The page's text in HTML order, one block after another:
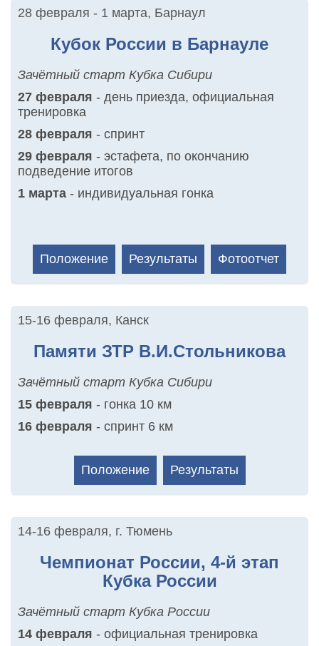
28 февраля - 1 марта, Барнаул
Кубок России в Барнауле
Зачётный старт Кубка Сибири
27 февраля - день приезда, официальная
тренировка
28 февраля - спринт
29 февраля - эстафета, по окончанию
подведение итогов
1 марта - индивидуальная гонка
Положение Результаты Фотоотчет
15-16 февраля, Канск
Памяти ЗТР В.И.Стольникова
Зачётный старт Кубка Сибири
15 февраля - гонка 10 км
16 февраля - спринт 6 км
Положение Результаты
14-16 февраля, г. Тюмень
Чемпионат России, 4-й этап
Кубка России
Зачётный старт Кубка России
14 февраля - официальная тренировка